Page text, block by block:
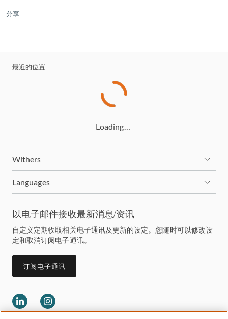
工作完成得非常出色”。
其他主要客户的褒奖（发表于《亚太法律500强指
“我们与钟律师和韩律师密切合作。他们俩的知识、
经验、指引和执行方式让我们印象深刻。有他们担任
“关心客户福祉，注重细节，及时回复我的询问。韩
律师太出色了！”
在加入卫达仕凯德之前，韩律师是东南亚某顶尖律师
分享
最近的位置
Loading…
Withers
Languages
以电子邮件接收最新消息/资讯
自定义定期收取相关电子通讯及更新的设定。您随时可以修改设
定和取消订阅电子通讯。
订阅电子通讯